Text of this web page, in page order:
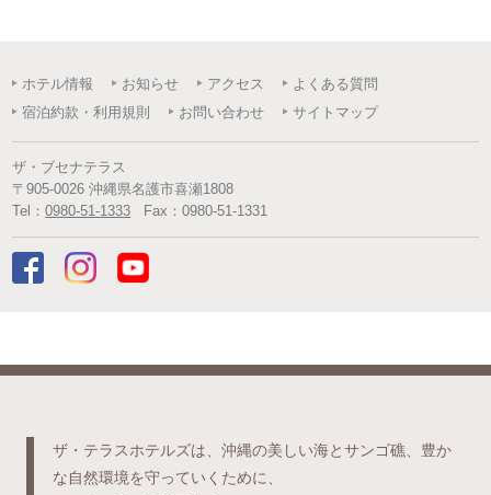
ホテル情報 お知らせ アクセス
よくある質問
宿泊約款・利用規則
お問い合わせ サイトマップ
ザ・ブセナテラス
〒905-0026 沖縄県名護市喜瀬1808
Tel：0980-51-1333 Fax：0980-51-1331
ザ・テラスホテルズは、沖縄の美しい海とサンゴ礁、豊か
な自然環境を守っていくために、